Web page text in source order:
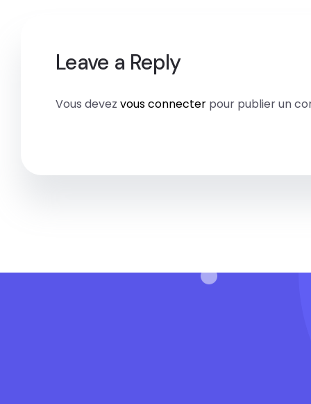
Leave a Reply
Vous devez vous connecter pour publier un